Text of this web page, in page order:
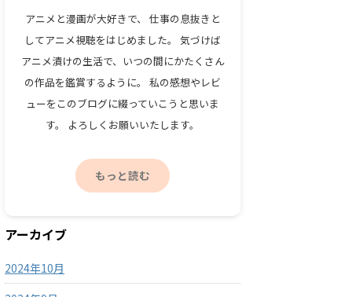
アニメと漫画が大好きで、 仕事の息抜きと
してアニメ視聴をはじめました。 気づけば
アニメ漬けの生活で、いつの間にかたくさん
の作品を鑑賞するように。 私の感想やレビ
ューをこのブログに綴っていこうと思いま
す。 よろしくお願いいたします。
もっと読む
アーカイブ
2024年10月